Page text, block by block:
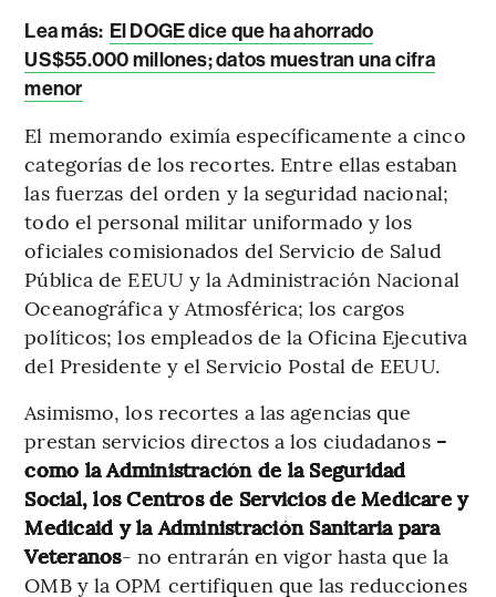
Lea más: El DOGE dice que ha ahorrado
US$55.000 millones; datos muestran una cifra
menor
El memorando eximía específicamente a cinco
categorías de los recortes. Entre ellas estaban
las fuerzas del orden y la seguridad nacional;
todo el personal militar uniformado y los
oficiales comisionados del Servicio de Salud
Pública de EEUU y la Administración Nacional
Oceanográfica y Atmosférica; los cargos
políticos; los empleados de la Oficina Ejecutiva
del Presidente y el Servicio Postal de EEUU.
Asimismo, los recortes a las agencias que
prestan servicios directos a los ciudadanos-
como la Administración de la Seguridad
Social, los Centros de Servicios de Medicare y
Medicaid y la Administración Sanitaria para
Veteranos- no entrarán en vigor hasta que la
OMB y la OPM certifiquen que las reducciones